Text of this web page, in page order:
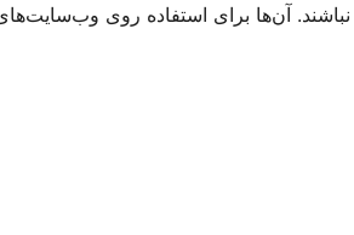
آن‌ها برای استفاده روی